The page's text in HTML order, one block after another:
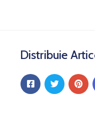
Distribuie